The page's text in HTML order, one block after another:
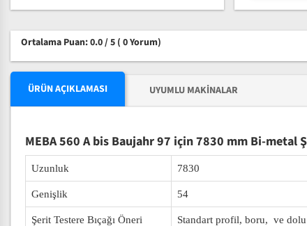
Ortalama Puan: 0.0 / 5 ( 0 Yorum)
ÜRÜN AÇIKLAMASI UYUMLU MAKINALAR
MEBA 560 A bis Baujahr 97 için 7830 mm Bi-metal
Uzunluk 7830
Genişlik 54
Şerit Testere Bıçağı Öneri
Standart profil, boru, ve dolu